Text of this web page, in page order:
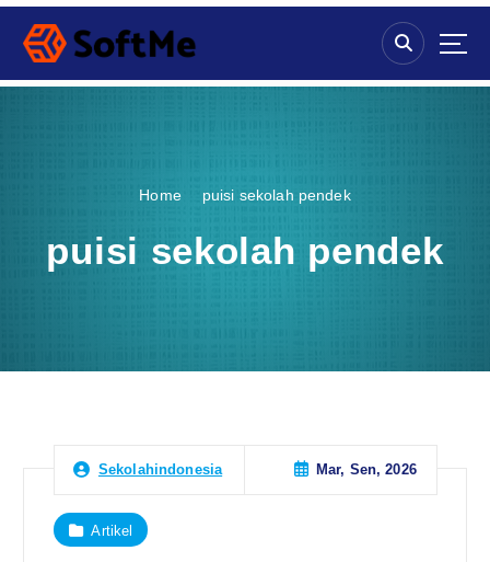
S
p
Home puisi sekolah pendek
puisi sekolah pendek
Sekolahindonesia Mar, Sen, 2026
Artikel